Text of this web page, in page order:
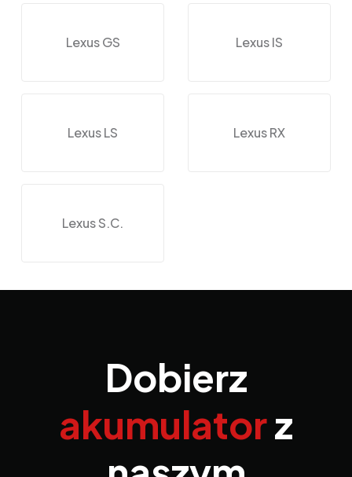
Lexus GS Lexus IS
Lexus LS Lexus RX
Lexus S.C.
Dobierz
akumulatorz